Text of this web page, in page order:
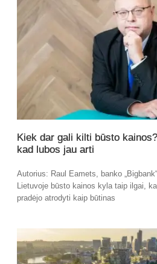
Kiek dar gali kilti būsto
kad lubos jau arti
Autorius: Raul Eamets, banko
Lietuvoje būsto kainos kyla taip ilgai,
pradėjo atrodyti kaip būtinas